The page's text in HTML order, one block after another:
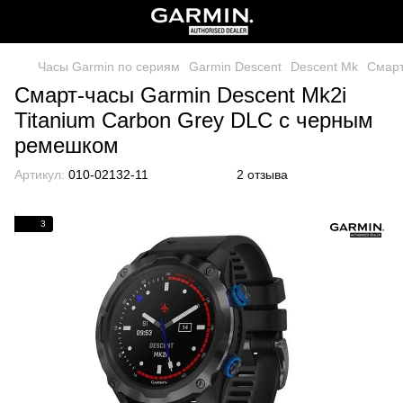
Часы Garmin по сериям Garmin Descent Descent Mk
Смарт-часы Garmin Descent Mk2i
Titanium Carbon Grey DLC с черным
ремешком
Артикул: 010-02132-11 2 отзыва
3